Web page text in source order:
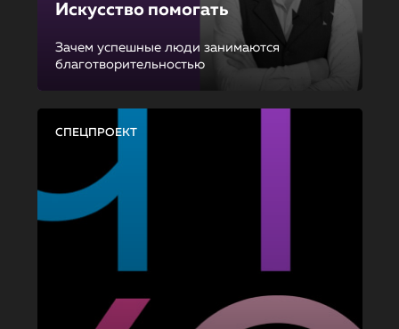
Искусство помогать
Зачем успешные люди занимаются
благотворительностью
СПЕЦПРОЕКТ